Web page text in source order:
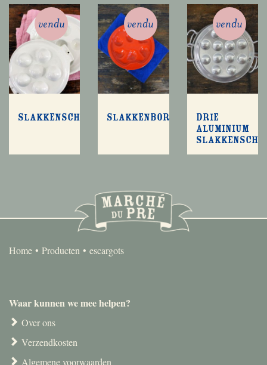
Slakkenschaaltjes
vendu
Slakkenbordjes
vendu
Drie
aluminium
vendu
Home Producten escargots
Waar kunnen we mee helpen?
Over ons
Verzendkosten
Algemene voorwaarden